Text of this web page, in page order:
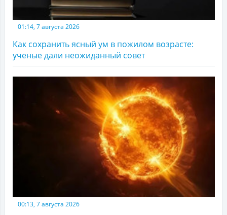
01:14, 7 августа 2026
Как сохранить ясный ум в пожилом возрасте:
ученые дали неожиданный совет
00:13, 7 августа 2026